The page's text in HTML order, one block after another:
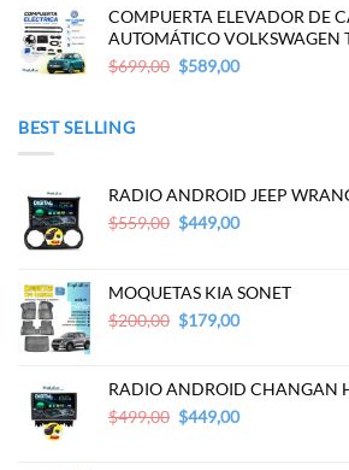
was:
$699,00.
is:
$589,00.
COMPUERTA ELEVADOR DE
AUTOMÁTICO VOLKSWAGEN
$699,00 Original
$589,00Current
BEST SELLING
RADIO ANDROID JEEP
$559,00 Original
$559,00.
$449,00Current
$449,00.
MOQUETAS KIA SONET
$200,00 Original
$200,00.
$179,00Current
$179,00.
RADIO ANDROID CHANGAN
$499,00 Original
$449,00Current